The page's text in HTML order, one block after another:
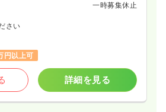
一時募集休止
さい
円以上可
詳細を見る